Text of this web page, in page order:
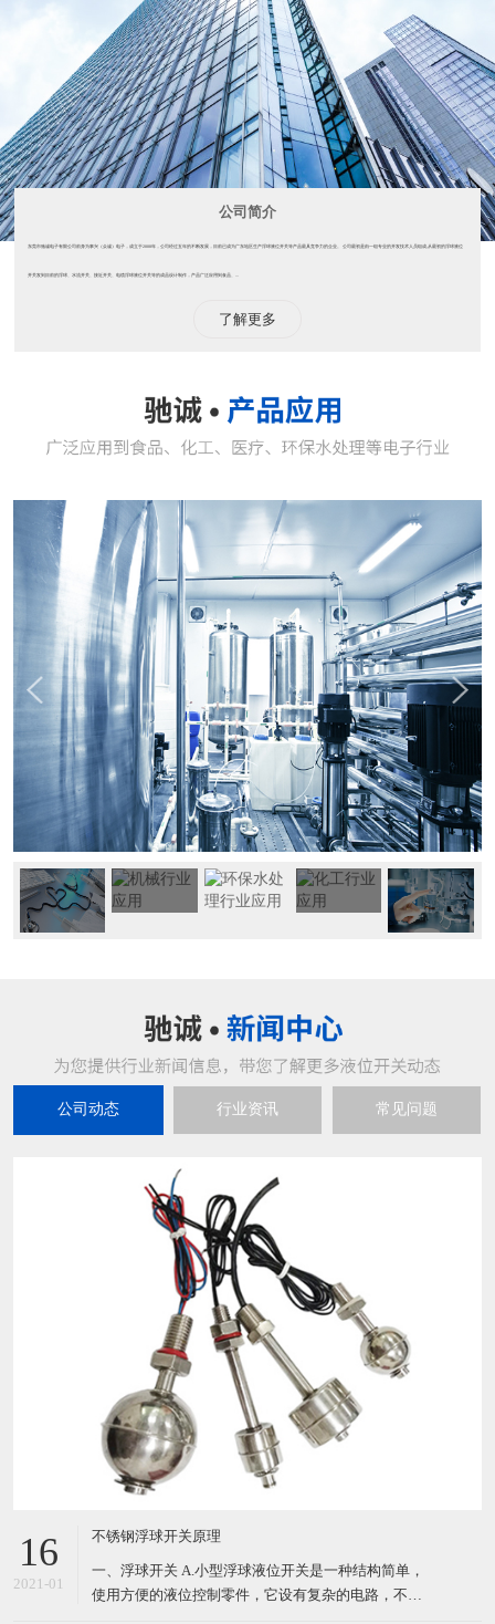
公司简介
东莞市驰诚电子有限公司前身为事兴（众诚）电子，成立于2008年，公司经过五年的不断发展，目前已成为广东地区生产浮球液位开关等产品最具竞争力的企业。 公司最初是由一组专业的开发技术人员组成,从最初的浮球液位
开关发到目前的浮球、水流开关、接近开关、电缆浮球液位开关等的成品设计制作，产品广泛应用到食品、...
了解更多
公司动态 行业资讯 常见问题
16
2021-01
不锈钢浮球开关原理
一、浮球开关 A.小型浮球液位开关是一种结构简单，
使用方便的液位控制零件，它设有复杂的电路，不会